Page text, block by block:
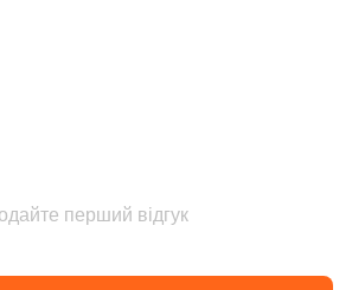
перший відгук